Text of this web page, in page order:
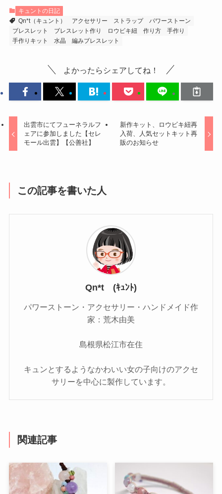
キュントの日記
Qn*t（キュント）
アクセサリー ストラップ
パワーストーン
ブレスレット
ブレスレット作り ロウビキ紐 作り方
手作り
手作りキット
水晶 編みブレスレット
よかったらシェアしてね！
出雲市にてフューネラルフ
ェアに参加しました【セレ
モール出雲】【公善社】
新作キット、ロウビキ紐再
入荷、人気セットキット再
販のお知らせ
この記事を書いた人
Qn*t (ｷｭﾝﾄ)
パワーストーン・アクセサリー・ハンドメイド作
家：荒木由美
島根県松江市在住
キュンとするようなかわいい女の子向けのアクセ
サリーを中心に製作しています。
関連記事